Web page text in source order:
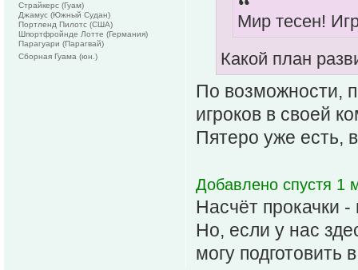
Мир тесен!
Какой план
По возможности,
игроков в своей
Пятеро уже есть,
Добавлено спустя 1
Насчёт прокачки
Но, если у нас
могу подготовить
Страйкерс (Гуам)
Джамус (Южный Судан)
Портленд Пилотс (США)
Шпортфройнде Лотте (Германия)
Парагуари (Парагвай)
Сборная Гуама (юн.)